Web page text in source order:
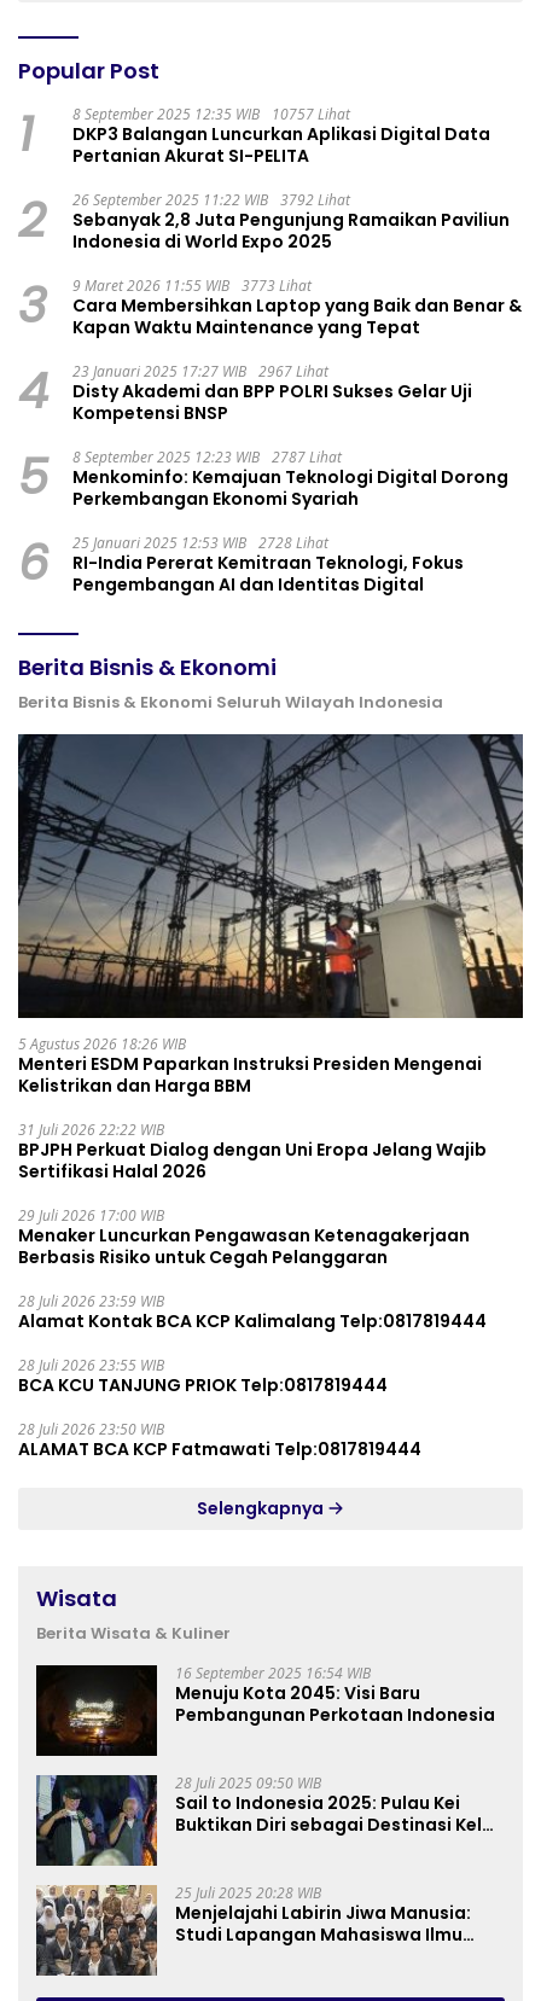
Popular Post
1 8 September 2025 12:35 WIB 10757 Lihat
DKP3 Balangan Luncurkan Aplikasi Digital Data
Pertanian Akurat SI-PELITA
2 26 September 2025 11:22 WIB 3792 Lihat
Sebanyak 2,8 Juta Pengunjung Ramaikan Paviliun
Indonesia di World Expo 2025
3 9 Maret 2026 11:55 WIB 3773 Lihat
Cara Membersihkan Laptop yang Baik dan Benar &
Kapan Waktu Maintenance yang Tepat
4 23 Januari 2025 17:27 WIB 2967 Lihat
Disty Akademi dan BPP POLRI Sukses Gelar Uji
Kompetensi BNSP
5 8 September 2025 12:23 WIB 2787 Lihat
Menkominfo: Kemajuan Teknologi Digital Dorong
Perkembangan Ekonomi Syariah
6 25 Januari 2025 12:53 WIB 2728 Lihat
RI-India Pererat Kemitraan Teknologi, Fokus
Pengembangan AI dan Identitas Digital
Berita Bisnis & Ekonomi
Berita Bisnis & Ekonomi Seluruh Wilayah Indonesia
5 Agustus 2026 18:26 WIB
Menteri ESDM Paparkan Instruksi Presiden Mengenai
Kelistrikan dan Harga BBM
31 Juli 2026 22:22 WIB
BPJPH Perkuat Dialog dengan Uni Eropa Jelang Wajib
Sertifikasi Halal 2026
29 Juli 2026 17:00 WIB
Menaker Luncurkan Pengawasan Ketenagakerjaan
Berbasis Risiko untuk Cegah Pelanggaran
28 Juli 2026 23:59 WIB
Alamat Kontak BCA KCP Kalimalang Telp:0817819444
28 Juli 2026 23:55 WIB
BCA KCU TANJUNG PRIOK Telp:0817819444
28 Juli 2026 23:50 WIB
ALAMAT BCA KCP Fatmawati Telp:0817819444
Selengkapnya
Wisata
Berita Wisata & Kuliner
16 September 2025 16:54 WIB
Menuju Kota 2045: Visi Baru
Pembangunan Perkotaan Indonesia
28 Juli 2025 09:50 WIB
Sail to Indonesia 2025: Pulau Kei
Buktikan Diri sebagai Destinasi Kelas
25 Juli 2025 20:28 WIB
Menjelajahi Labirin Jiwa Manusia:
Studi Lapangan Mahasiswa Ilmu